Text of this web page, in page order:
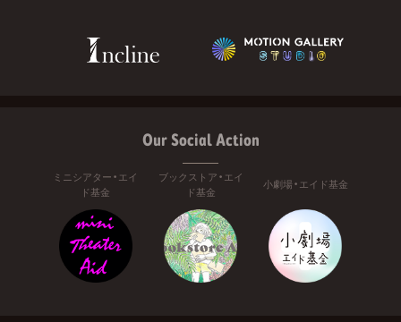
Our Social Action
ミニシアター・エイ
ド基金
ブックストア・エイ
ド基金
小劇場・エイド基金